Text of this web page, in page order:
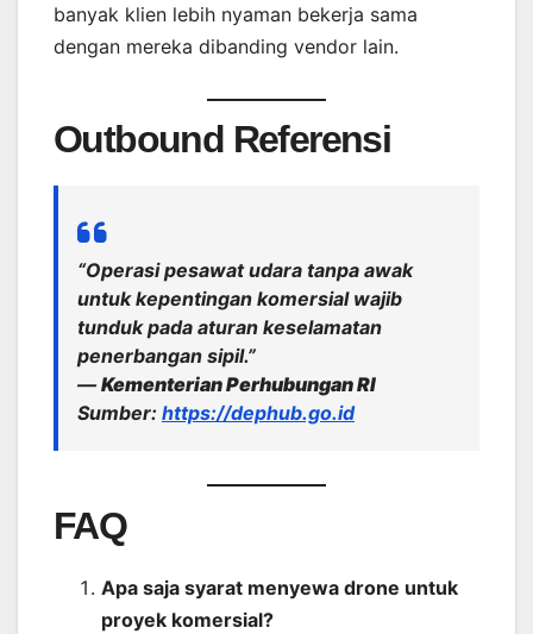
banyak klien lebih nyaman bekerja sama
dengan mereka dibanding vendor lain.
Outbound Referensi
“Operasi pesawat udara tanpa awak
untuk kepentingan komersial wajib
tunduk pada aturan keselamatan
penerbangan sipil.”
— Kementerian Perhubungan RI
Sumber: https://dephub.go.id
FAQ
Apa saja syarat menyewa drone untuk
proyek komersial?